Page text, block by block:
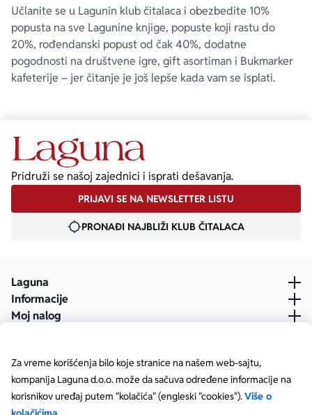
Za vreme korišćenja bilo koje stranice na našem web-sajtu,
kompanija Laguna d.o.o. može da sačuva određene informacije na
korisnikov uređaj putem "kolačića" (engleski "cookies").Više o
Učlanite se u Lagunin klub čitalaca i obezbedite 10%
popusta na sve Lagunine knjige, popuste koji rastu do
20%, rođendanski popust od čak 40%, dodatne
pogodnosti na društvene igre, gift asortiman i Bukmarker
kafeterije – jer čitanje je još lepše kada vam se isplati.
Pridruži se našoj zajednici i isprati dešavanja.
PRIJAVI SE NA NEWSLETTER LISTU
PRONAĐI NAJBLIŽI KLUB ČITALACA
Laguna
Informacije
Moj nalog